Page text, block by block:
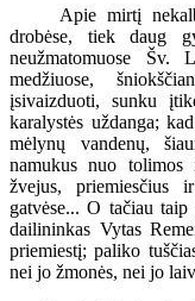
Apie mirtį
drobėse, tiek daug
neužmatomuose Šv.
medžiuose,
įsivaizduoti, sunku
karalystės uždanga;
mėlynų vandenų,
namukus nuo tolimos
žvejus, priemiesčius
gatvėse... O tačiau
dailininkas Vytas
priemiestį; paliko
nei jo žmonės, nei jo